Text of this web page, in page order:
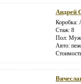
Андрей
Стаж: 8
Пол:
Авто: